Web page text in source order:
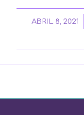
ABRIL 8, 2021
/